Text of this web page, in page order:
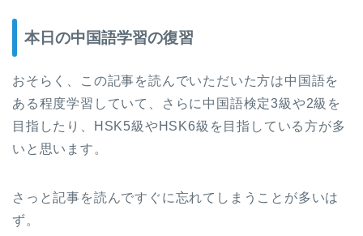
本日の中国語学習の復習
おそらく、この記事を読んでいただいた方は中国語を
ある程度学習していて、さらに中国語検定3級や2級を
目指したり、HSK5級やHSK6級を目指している方が多
いと思います。
さっと記事を読んですぐに忘れてしまうことが多いは
ず。